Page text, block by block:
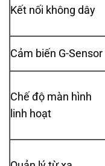
Kết nối không dây
Cảm biến G-Sensor
Chế độ màn hình
linh hoạt